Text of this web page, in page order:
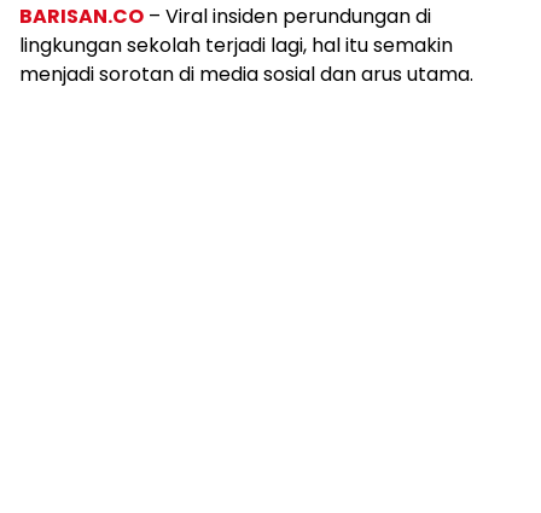
BARISAN.CO – Viral insiden perundungan di
lingkungan sekolah terjadi lagi, hal itu semakin
menjadi sorotan di media sosial dan arus utama.